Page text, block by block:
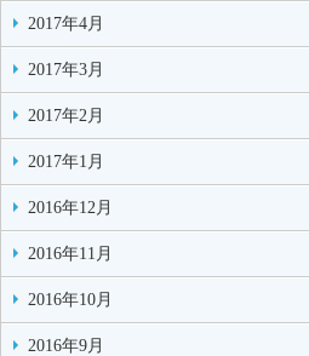
2017年4月
2017年3月
2017年2月
2017年1月
2016年12月
2016年11月
2016年10月
2016年9月